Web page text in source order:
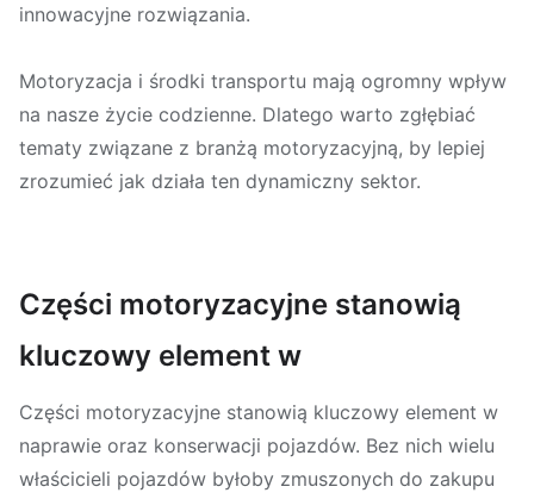
innowacyjne rozwiązania.
Motoryzacja i środki transportu mają ogromny wpływ
na nasze życie codzienne. Dlatego warto zgłębiać
tematy związane z branżą motoryzacyjną, by lepiej
zrozumieć jak działa ten dynamiczny sektor.
Części motoryzacyjne stanowią
kluczowy element w
Części motoryzacyjne stanowią kluczowy element w
naprawie oraz konserwacji pojazdów. Bez nich wielu
właścicieli pojazdów byłoby zmuszonych do zakupu